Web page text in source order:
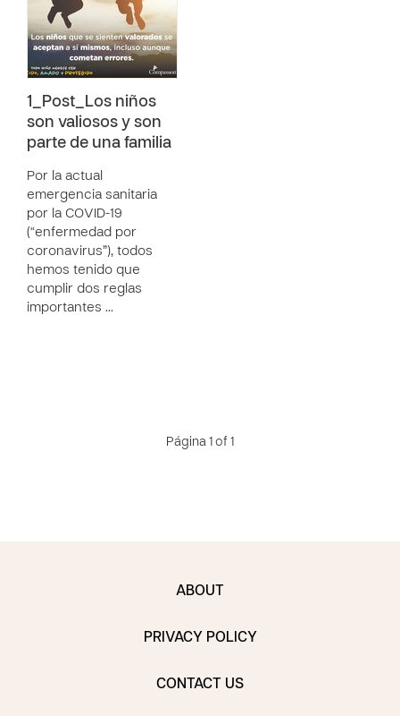
1_Post_Los niños
son valiosos y son
parte de una familia
Por la actual
emergencia sanitaria
por la COVID-19
(“enfermedad por
coronavirus”), todos
hemos tenido que
cumplir dos reglas
importantes …
Página 1 of 1
ABOUT
PRIVACY POLICY
CONTACT US